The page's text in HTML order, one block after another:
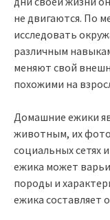
не двигаются. По
исследовать
различным
меняют свой
похожими на
Домашние ежики
животным, их
социальных сетях
ежика может
породы и
ежика составляет